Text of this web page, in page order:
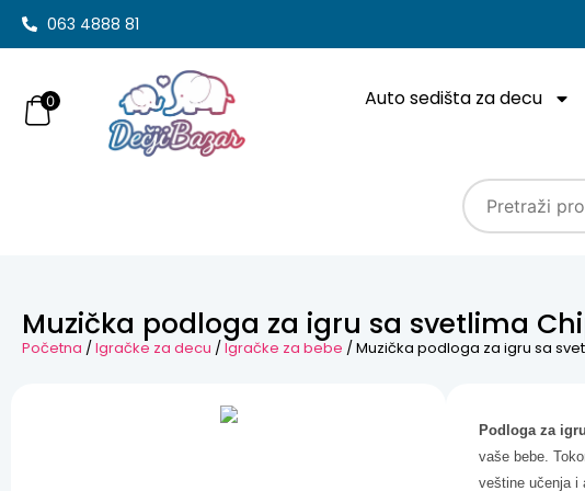
063 4888 81
Auto sedišta za decu
0
Muzička podloga za igru sa svetlima
Početna /Igračke za decu /Igračke za bebe / Muzička podloga za igru sa
Podloga za
vaše bebe.
veštine učenja i